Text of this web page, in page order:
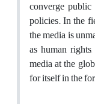
converge
policies. In the
the media is
as human
media at the
for itself in the